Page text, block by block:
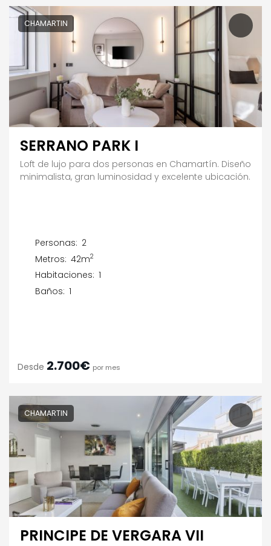
CHAMARTIN
SERRANO PARK I
Loft de lujo para dos personas en Chamartín. Diseño
minimalista, gran luminosidad y excelente ubicación.
Personas: 2
Metros: 42m2
Habitaciones: 1
Baños: 1
Desde 2.700€ por mes
CHAMARTIN
PRINCIPE DE VERGARA VII